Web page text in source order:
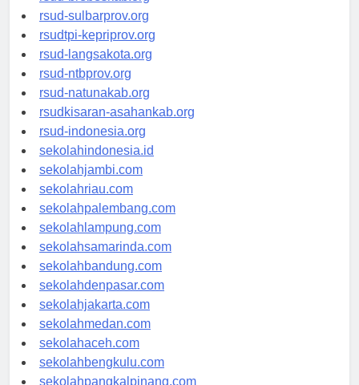
rsud-brebeskab.org
rsud-sulbarprov.org
rsudtpi-kepriprov.org
rsud-langsakota.org
rsud-ntbprov.org
rsud-natunakab.org
rsudkisaran-asahankab.org
rsud-indonesia.org
sekolahindonesia.id
sekolahjambi.com
sekolahriau.com
sekolahpalembang.com
sekolahlampung.com
sekolahsamarinda.com
sekolahbandung.com
sekolahdenpasar.com
sekolahjakarta.com
sekolahmedan.com
sekolahaceh.com
sekolahbengkulu.com